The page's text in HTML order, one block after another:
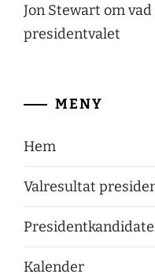
Jon Stewart om
presidentvalet
MENY
Hem
Valresultat
Kalender